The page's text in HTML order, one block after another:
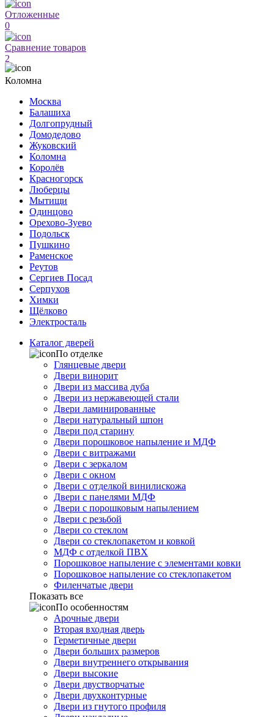
Отложенные
0
Сравнение товаров
2
Коломна
Москва
Балашиха
Долгопрудный
Домодедово
Жуковский
Коломна
Королёв
Красногорск
Люберцы
Мытищи
Одинцово
Орехово-Зуево
Подольск
Пушкино
Раменское
Реутов
Сергиев Посад
Серпухов
Химки
Щёлково
Электросталь
Каталог дверей
По отделке
Глянцевые двери
Двери винорит
Двери из массива дуба
Двери из нержавеющей стали
Двери ламинированные
Двери натуральный шпон
Двери под старину
Двери порошковое напыление и МДФ
Двери с витражами
Двери с зеркалом
Двери с окном
Двери с отделкой винилискожа
Двери с панелями МДФ
Двери с порошковым напылением
Двери с резьбой
Двери со стеклом
Двери со стеклопакетом и ковкой
МДФ с отделкой ПВХ
Порошковое напыление с элементами ковки
Порошковое напыление со стеклопакетом
Филенчатые двери
Показать все
По особенностям
Арочные двери
Вторая входная дверь
Герметичные двери
Двери больших размеров
Двери внутреннего открывания
Двери высокие
Двери двустворчатые
Двери двухконтурные
Двери из гнутого профиля